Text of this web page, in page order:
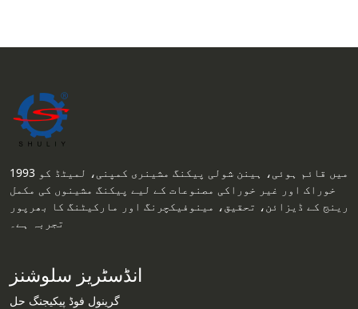
1993 میں قائم ہوئی، ہینن شولی پیکنگ مشینری کمپنی، لمیٹڈ کو
خوراک اور غیر خوراکی مصنوعات کے لیے پیکنگ مشینوں کی مکمل
رینج کے ڈیزائن، تحقیق، مینوفیکچرنگ اور مارکیٹنگ کا بھرپور
تجربہ ہے۔
انڈسٹریز سلوشنز
گرینول فوڈ پیکیجنگ حل